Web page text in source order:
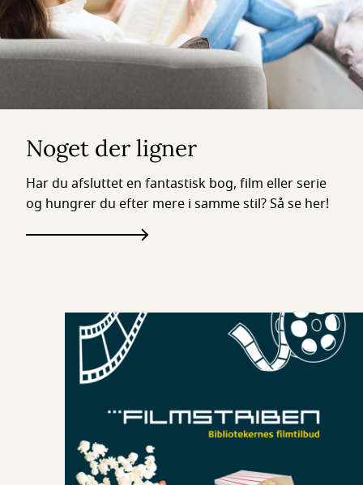
Noget der ligner
Har du afsluttet en fantastisk bog, film eller serie
og hungrer du efter mere i samme stil? Så se her!